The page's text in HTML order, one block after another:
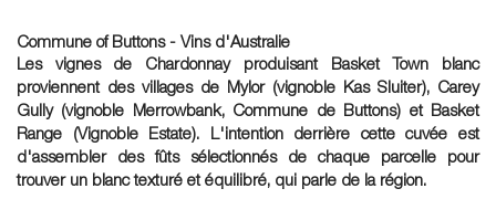
Commune of Buttons - Vins d'Australie
Les vignes de Chardonnay produisant Basket Town blanc
proviennent des villages de Mylor (vignoble Kas Sluiter), Carey
Gully (vignoble Merrowbank, Commune de Buttons) et Basket
Range (Vignoble Estate). L'intention derrière cette cuvée est
d'assembler des fûts sélectionnés de chaque parcelle pour
trouver un blanc texturé et équilibré, qui parle de la région.